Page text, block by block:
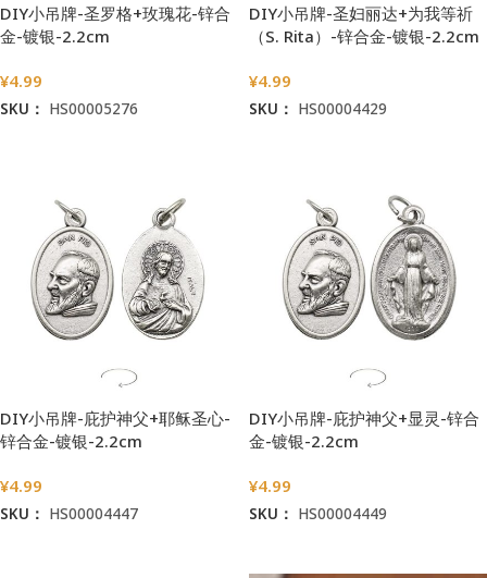
DIY小吊牌-圣罗格+玫瑰花-锌合
金-镀银-2.2cm
¥4.99
SKU： HS00005276
DIY小吊牌-圣妇丽达+为我等祈
（S. Rita）-锌合金-镀银-2.2cm
¥4.99
SKU： HS00004429
DIY小吊牌-庇护神父+耶稣圣心-
锌合金-镀银-2.2cm
¥4.99
SKU： HS00004447
DIY小吊牌-庇护神父+显灵-锌合
金-镀银-2.2cm
¥4.99
SKU： HS00004449